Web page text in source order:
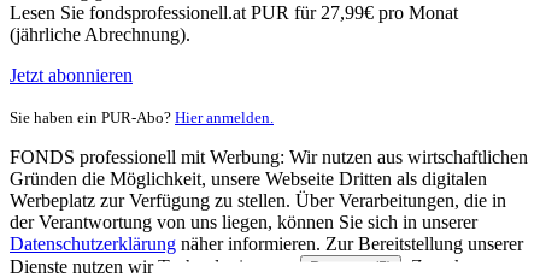
Lesen Sie fondsprofessionell.at PUR für 27,99€ pro Monat
(jährliche Abrechnung).
Jetzt abonnieren
Sie haben ein PUR-Abo? Hier anmelden.
FONDS professionell mit Werbung: Wir nutzen aus wirtschaftlichen
Gründen die Möglichkeit, unsere Webseite Dritten als digitalen
Werbeplatz zur Verfügung zu stellen. Über Verarbeitungen, die in
der Verantwortung von uns liegen, können Sie sich in unserer
Datenschutzerklärung näher informieren. Zur Bereitstellung unserer
Dienste nutzen wir Technologien von
Partnern (5)
. Zwecke: